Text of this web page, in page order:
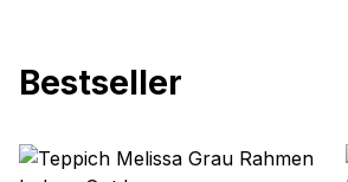
Bestseller